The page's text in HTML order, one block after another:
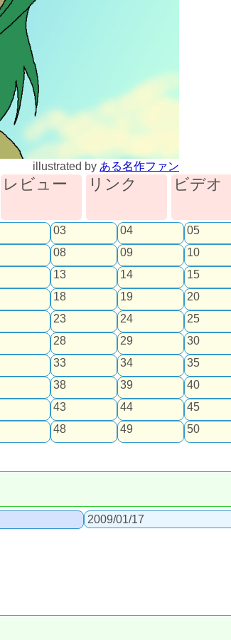
illustrated by ある名作ファン
レビュー リンク ビデオ
03 04
05
08 09
10
13 14
15
18 19
20
23 24
25
28 29
30
33 34
35
38 39
40
43 44
45
48 49 50
2009/01/17